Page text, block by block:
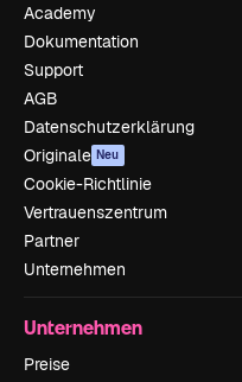
Academy
Dokumentation
Support
AGB
Datenschutzerklärung
Originale Neu
Cookie-Richtlinie
Vertrauenszentrum
Partner
Unternehmen
Unternehmen
Preise